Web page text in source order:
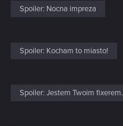
Spoiler: Nocna impreza
Spoiler: Kocham to miasto!
Spoiler: Jestem Twoim fixerem.